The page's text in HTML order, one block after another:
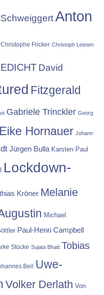
Anton
Christophe Fricker Christoph Leisten
David
Fitzgerald
Gabriele Trinckler Georg
Hornauer Johann
Jürgen Bulla Karsten Paul
Lockdown-
Kröner Melanie
Michael
Paul-Henri Campbell
Stücke Sujata Bhatt Tobias
Beil Uwe-
Volker Derlath Von